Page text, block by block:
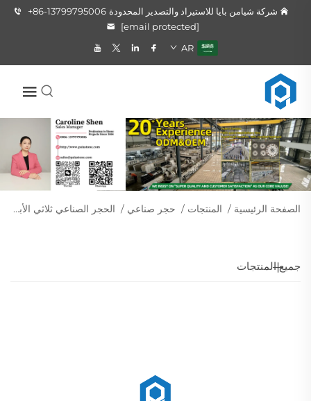
شركة شيامن بايا للاستيراد والتصدير المحدودة +86-13799795006
[email protected]
AR
الصفحة الرئيسية / المنتجات / حجر صناعي / الحجر الصناعي ثلاثي الأبعاد
جميع المنتجات